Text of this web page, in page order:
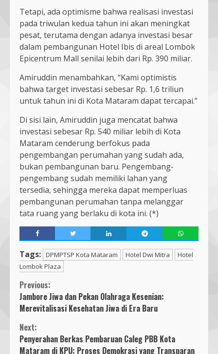
Tetapi, ada optimisme bahwa realisasi investasi
pada triwulan kedua tahun ini akan meningkat
pesat, terutama dengan adanya investasi besar
dalam pembangunan Hotel Ibis di areal Lombok
Epicentrum Mall senilai lebih dari Rp. 390 miliar.
Amiruddin menambahkan, “Kami optimistis
bahwa target investasi sebesar Rp. 1,6 triliun
untuk tahun ini di Kota Mataram dapat tercapai.”
Di sisi lain, Amiruddin juga mencatat bahwa
investasi sebesar Rp. 540 miliar lebih di Kota
Mataram cenderung berfokus pada
pengembangan perumahan yang sudah ada,
bukan pembangunan baru. Pengembang-
pengembang sudah memiliki lahan yang
tersedia, sehingga mereka dapat memperluas
pembangunan perumahan tanpa melanggar
tata ruang yang berlaku di kota ini. (*)
Tags: DPMPTSP Kota Mataram Hotel Dwi Mitra
Hotel
Lombok Plaza
Continue
Reading
Previous:
Jambore Jiwa dan Pekan Olahraga Kesenian:
Merevitalisasi Kesehatan Jiwa di Era Baru
Next:
Penyerahan Berkas Pembaruan Caleg PBB Kota
Mataram di KPU: Proses Demokrasi yang Transparan